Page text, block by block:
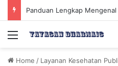
Menu
Home / Layanan Kesehatan